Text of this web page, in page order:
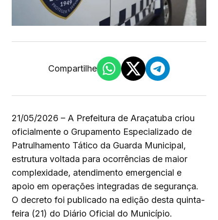
Compartilhe
21/05/2026 – A Prefeitura de Araçatuba criou
oficialmente o Grupamento Especializado de
Patrulhamento Tático da Guarda Municipal,
estrutura voltada para ocorrências de maior
complexidade, atendimento emergencial e
apoio em operações integradas de segurança.
O decreto foi publicado na edição desta quinta-
feira (21) do Diário Oficial do Município.